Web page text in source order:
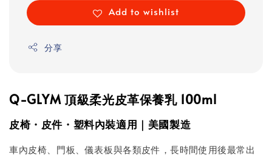
Add to wishlist
分享
Q-GLYM 頂級柔光皮革保養乳 100ml
皮椅・皮件・塑料內裝適用｜美國製造
車內皮椅、門板、儀表板與各類皮件，長時間使用後最常出